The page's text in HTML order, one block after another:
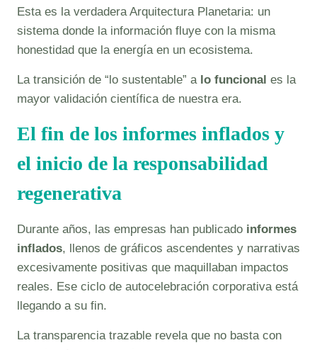
Esta es la verdadera Arquitectura Planetaria: un
sistema donde la información fluye con la misma
honestidad que la energía en un ecosistema.
La transición de “lo sustentable” a lo funcional es la
mayor validación científica de nuestra era.
El fin de los informes inflados y
el inicio de la responsabilidad
regenerativa
Durante años, las empresas han publicado informes
inflados, llenos de gráficos ascendentes y narrativas
excesivamente positivas que maquillaban impactos
reales. Ese ciclo de autocelebración corporativa está
llegando a su fin.
La transparencia trazable revela que no basta con